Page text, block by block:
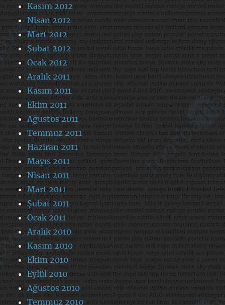
Kasım 2012
Nisan 2012
Mart 2012
Şubat 2012
Ocak 2012
Aralık 2011
Kasım 2011
Ekim 2011
Ağustos 2011
Temmuz 2011
Haziran 2011
Mayıs 2011
Nisan 2011
Mart 2011
Şubat 2011
Ocak 2011
Aralık 2010
Kasım 2010
Ekim 2010
Eylül 2010
Ağustos 2010
Temmuz 2010